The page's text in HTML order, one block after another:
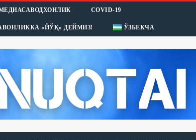
COVID-19
«ЙЎҚ» ДЕЙМИЗ! ЎЗБЕКЧА